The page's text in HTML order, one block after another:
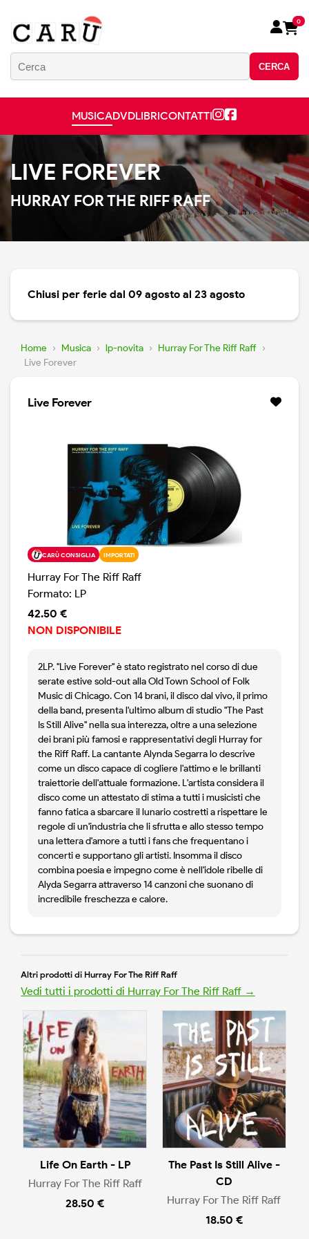
CERCA
0
MUSICADVDLIBRICONTATTI
LIVE FOREVER
HURRAY FOR THE RIFF RAFF
Chiusi per ferie dal 09 agosto al 23 agosto
Home › Musica › lp-novita › Hurray For The Riff Raff ›
Live Forever
Live Forever
CARÙ CONSIGLIA IMPORTATI
Hurray For The Riff Raff
Formato: LP
42.50 €
NON DISPONIBILE
2LP. "Live Forever" è stato registrato nel corso di due
serate estive sold-out alla Old Town School of Folk
Music di Chicago. Con 14 brani, il disco dal vivo, il primo
della band, presenta l'ultimo album di studio "The Past
Is Still Alive" nella sua interezza, oltre a una selezione
dei brani più famosi e rappresentativi degli Hurray for
the Riff Raff. La cantante Alynda Segarra lo descrive
come un disco capace di cogliere l'attimo e le brillanti
traiettorie dell'attuale formazione. L'artista considera il
disco come un attestato di stima a tutti i musicisti che
fanno fatica a sbarcare il lunario costretti a rispettare le
regole di un'industria che li sfrutta e allo stesso tempo
una lettera d'amore a tutti i fans che frequentano i
concerti e supportano gli artisti. Insomma il disco
combina poesia e impegno come è nell'idole ribelle di
Alyda Segarra attraverso 14 canzoni che suonano di
incredibile freschezza e calore.
Altri prodotti di Hurray For The Riff Raff
Vedi tutti i prodotti di Hurray For The Riff Raff →
Life On Earth - LP
Hurray For The Riff Raff
28.50 €
The Past Is Still Alive -
CD
Hurray For The Riff Raff
18.50 €